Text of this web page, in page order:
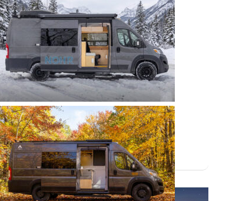
: faut-il opter pour une toilette à
dans nos modèles. Ce choix est loin d'être
4 saisons dans une vie nomade, qu'elle